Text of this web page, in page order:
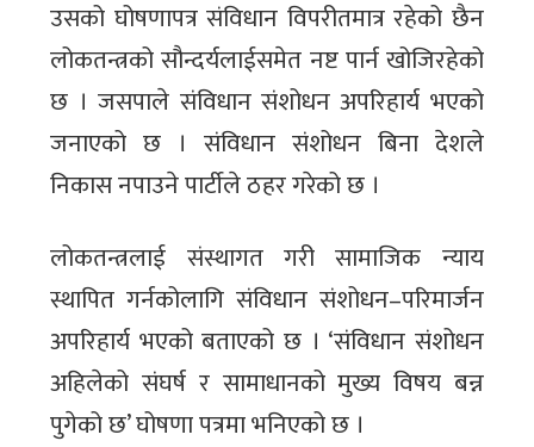
उसको घोषणापत्र संविधान विपरीतमात्र रहेको छैन
लोकतन्त्रको सौन्दर्यलाईसमेत नष्ट पार्न खोजिरहेको
छ । जसपाले संविधान संशोधन अपरिहार्य भएको
जनाएको छ । संविधान संशोधन बिना देशले
निकास नपाउने पार्टीले ठहर गरेको छ ।
लोकतन्त्रलाई संस्थागत गरी सामाजिक न्याय
स्थापित गर्नकोलागि संविधान संशोधन–परिमार्जन
अपरिहार्य भएको बताएको छ । ‘संविधान संशोधन
अहिलेको संघर्ष र सामाधानको मुख्य विषय बन्न
पुगेको छ’ घोषणा पत्रमा भनिएको छ ।